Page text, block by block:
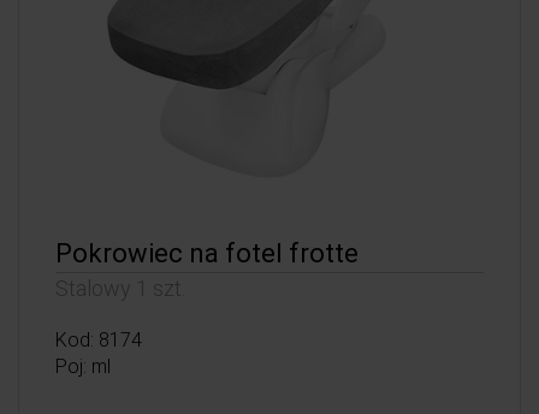
Pokrowiec na fotel frotte
Stalowy 1 szt.
Kod: 8174
Poj: ml